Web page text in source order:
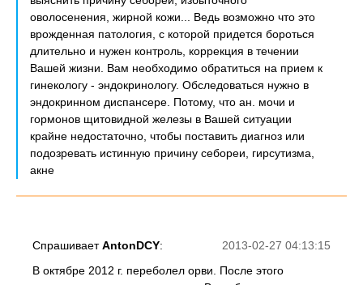
оволосенения, жирной кожи... Ведь возможно что это
врожденная патология, с которой придется бороться
длительно и нужен контроль, коррекция в течении
Вашей жизни. Вам необходимо обратиться на прием к
гинекологу - эндокринологу. Обследоваться нужно в
эндокринном диспансере. Потому, что ан. мочи и
гормонов щитовидной железы в Вашей ситуации
крайне недостаточно, чтобы поставить диагноз или
подозревать истинную причину себореи, гирсутизма,
акне
2013-02-27 04:13:15
СпрашиваетAntonDCY:
В октябре 2012 г. переболел орви. После этого